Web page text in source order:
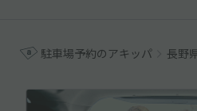
駐車場予約のアキッパ 長野